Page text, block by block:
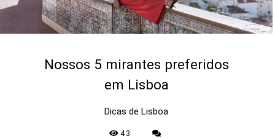
Nossos 5 mirantes preferidos
em Lisboa
Dicas de Lisboa
43